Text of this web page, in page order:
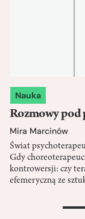
Nauka
Rozmowy pod
Mira Marcinów
Świat
Gdy
kontrowersji: czy
efemeryczną ze
>